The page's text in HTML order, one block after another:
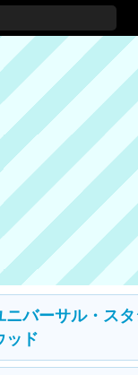
ニバーサル・ス
ッド